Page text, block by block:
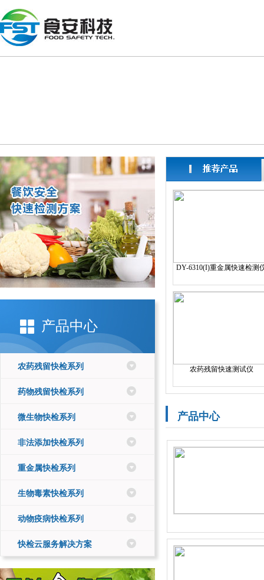
产品中心
农药残留快检系列
药物残留快检系列
微生物快检系列
非法添加快检系列
重金属快检系列
生物毒素快检系列
动物疫病快检系列
快检云服务解决方案
DY-6310(I)重金属快速检测
农药残留快速测试仪
产品中心